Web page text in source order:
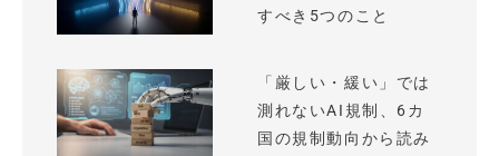
すべき5つのこと
「厳しい・緩い」では
測れないAI規制、6カ
国の規制動向から読み